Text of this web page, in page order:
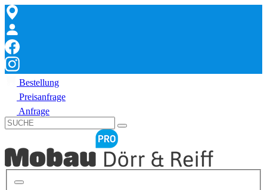
Bestellung
Preisanfrage
Anfrage